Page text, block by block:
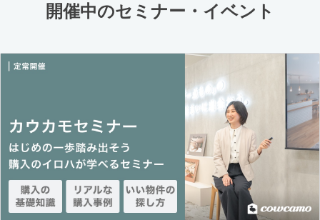
開催中のセミナー・イベント